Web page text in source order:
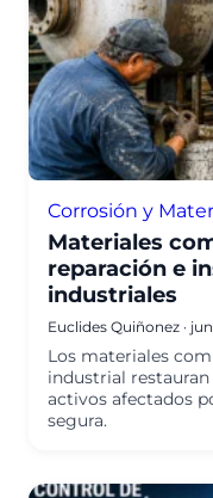
Corrosión y
Materiales
reparación e
industriales
Euclides Quiñonez ·
Los materiales
industrial
activos afectados
segura.